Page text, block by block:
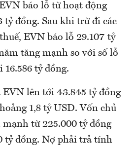
báo lỗ từ hoạt động
tỷ đồng. Sau khi trừ đi các
EVN báo lỗ 29.107 tỷ
tăng mạnh so với số lỗ
16.586 tỷ đồng.
EVN lên tới 43.845 tỷ đồng
1,8 tỷ USD. Vốn chủ
mạnh từ 225.000 tỷ đồng
tỷ đồng. Nợ phải trả tính